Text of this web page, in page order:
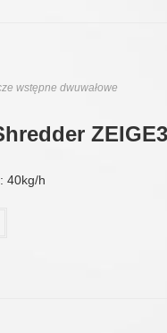
wstępne dwuwałowe
40kg/h